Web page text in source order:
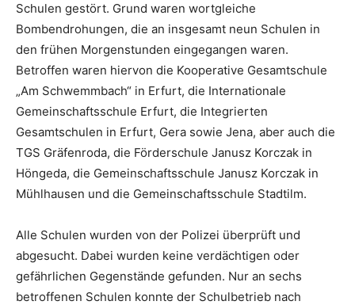
Schulen gestört. Grund waren wortgleiche
Bombendrohungen, die an insgesamt neun Schulen in
den frühen Morgenstunden eingegangen waren.
Betroffen waren hiervon die Kooperative Gesamtschule
„Am Schwemmbach“ in Erfurt, die Internationale
Gemeinschaftsschule Erfurt, die Integrierten
Gesamtschulen in Erfurt, Gera sowie Jena, aber auch die
TGS Gräfenroda, die Förderschule Janusz Korczak in
Höngeda, die Gemeinschaftsschule Janusz Korczak in
Mühlhausen und die Gemeinschaftsschule Stadtilm.
Alle Schulen wurden von der Polizei überprüft und
abgesucht. Dabei wurden keine verdächtigen oder
gefährlichen Gegenstände gefunden. Nur an sechs
betroffenen Schulen konnte der Schulbetrieb nach